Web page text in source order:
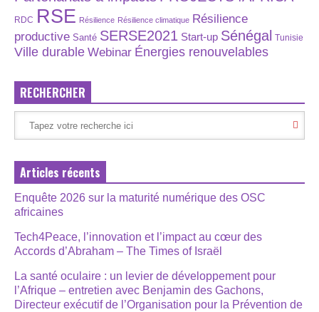
RDC RSE Résilience Résilience climatique Résilience
productive Santé SERSE2021 Start-up Sénégal Tunisie
Ville durable Webinar Énergies renouvelables
RECHERCHER
Articles récents
Enquête 2026 sur la maturité numérique des OSC
africaines
Tech4Peace, l’innovation et l’impact au cœur des
Accords d’Abraham – The Times of Israël
La santé oculaire : un levier de développement pour
l’Afrique – entretien avec Benjamin des Gachons,
Directeur exécutif de l’Organisation pour la Prévention de